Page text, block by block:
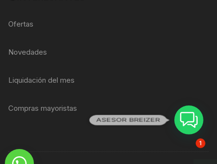
Ofertas
Novedades
Liquidación del mes
Compras mayoristas
ASESOR BREIZER
1